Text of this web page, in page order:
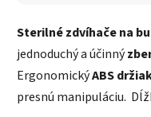
Sterilné zdvíhače na
jednoduchý a účinný
ErgonomickýABS
presnú manipuláciu.